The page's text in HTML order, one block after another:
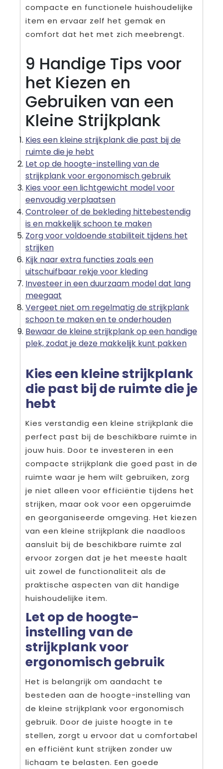
compacte en functionele huishoudelijke
item en ervaar zelf het gemak en
comfort dat het met zich meebrengt.
9 Handige Tips voor
het Kiezen en
Gebruiken van een
Kleine Strijkplank
Kies een kleine strijkplank die past bij de
ruimte die je hebt
Let op de hoogte-instelling van de
strijkplank voor ergonomisch gebruik
Kies voor een lichtgewicht model voor
eenvoudig verplaatsen
Controleer of de bekleding hittebestendig
is en makkelijk schoon te maken
Zorg voor voldoende stabiliteit tijdens het
strijken
Kijk naar extra functies zoals een
uitschuifbaar rekje voor kleding
Investeer in een duurzaam model dat lang
meegaat
Vergeet niet om regelmatig de strijkplank
schoon te maken en te onderhouden
Bewaar de kleine strijkplank op een handige
plek, zodat je deze makkelijk kunt pakken
Kies een kleine strijkplank
die past bij de ruimte die je
hebt
Kies verstandig een kleine strijkplank die
perfect past bij de beschikbare ruimte in
jouw huis. Door te investeren in een
compacte strijkplank die goed past in de
ruimte waar je hem wilt gebruiken, zorg
je niet alleen voor efficiëntie tijdens het
strijken, maar ook voor een opgeruimde
en georganiseerde omgeving. Het kiezen
van een kleine strijkplank die naadloos
aansluit bij de beschikbare ruimte zal
ervoor zorgen dat je het meeste haalt
uit zowel de functionaliteit als de
praktische aspecten van dit handige
huishoudelijke item.
Let op de hoogte-
instelling van de
strijkplank voor
ergonomisch gebruik
Het is belangrijk om aandacht te
besteden aan de hoogte-instelling van
de kleine strijkplank voor ergonomisch
gebruik. Door de juiste hoogte in te
stellen, zorgt u ervoor dat u comfortabel
en efficiënt kunt strijken zonder uw
lichaam te belasten. Een goede